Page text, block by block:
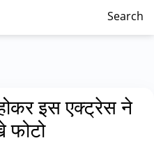
Search
इस एक्ट्रेस ने